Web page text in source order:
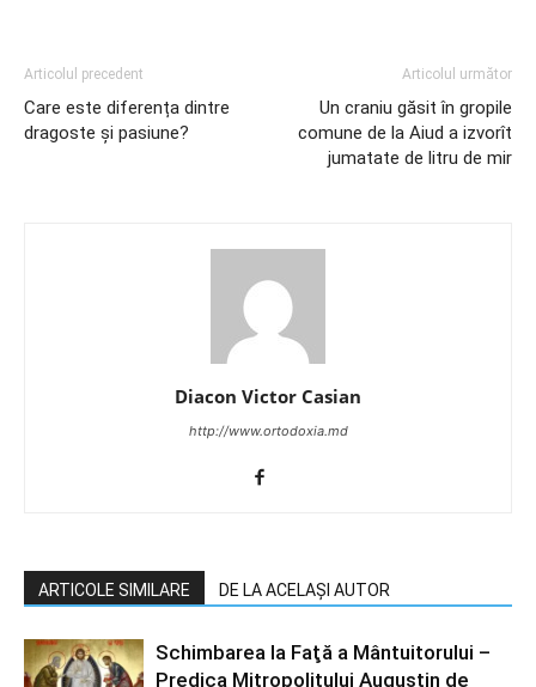
Articolul precedent
Care este diferența dintre
dragoste și pasiune?
Articolul următor
Un craniu găsit în gropile
comune de la Aiud a izvorît
jumatate de litru de mir
Diacon Victor Casian
http://www.ortodoxia.md
ARTICOLE SIMILARE DE LA ACELAȘI AUTOR
Schimbarea la Faţă a Mântuitorului –
Predica Mitropolitului Augustin de